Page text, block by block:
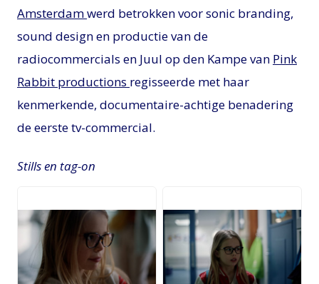
Amsterdamwerd betrokken voor sonic branding,
sound design en productie van de
radiocommercials en Juul op den Kampe van Pink
Rabbit productions regisseerde met haar
kenmerkende, documentaire-achtige benadering
de eerste tv-commercial.
Stills en tag-on